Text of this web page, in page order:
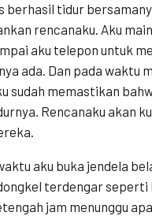
berhasil tidur
rencanaku. Aku
aku telepon untuk
ada. Dan pada waktu
sudah memastikan
Rencanaku akan
aku buka jendela
terdengar
jam menunggu